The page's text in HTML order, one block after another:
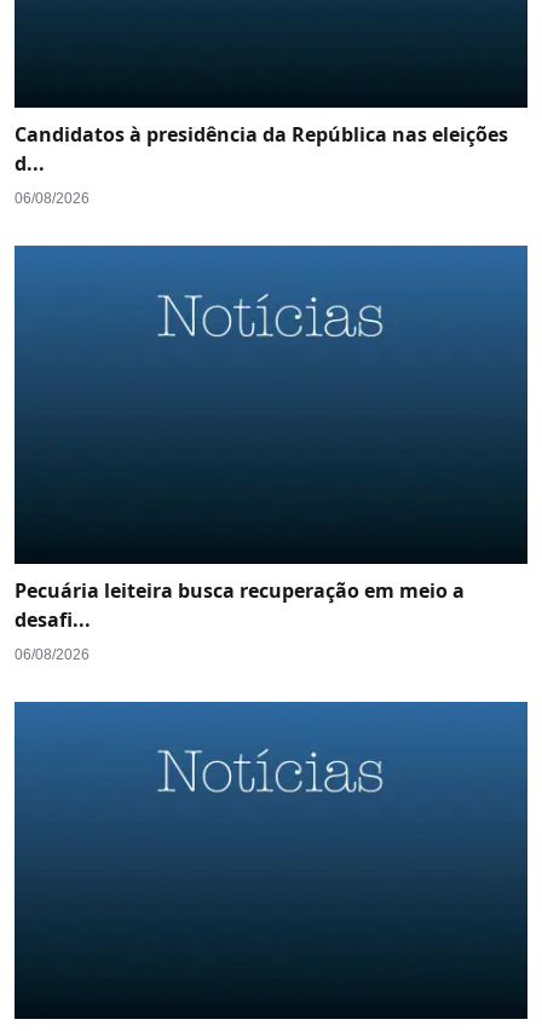
Candidatos à presidência da República nas eleições
d...
06/08/2026
Pecuária leiteira busca recuperação em meio a
desafi...
06/08/2026